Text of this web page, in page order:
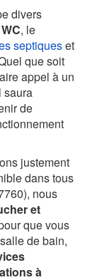
divers
, le
septiqueset
que soit
appel à un
saura
de
justement
dans tous
nous
et
que vous
de bain,
à